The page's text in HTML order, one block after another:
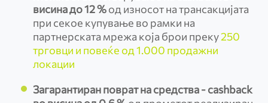
висина до 12 %од износот на трансакцијата
при секое купување во рамки на
партнерската мрежа која брои преку250
трговци и повеќе од 1.000 продажни
локации
Загарантиран поврат на средства - cashback